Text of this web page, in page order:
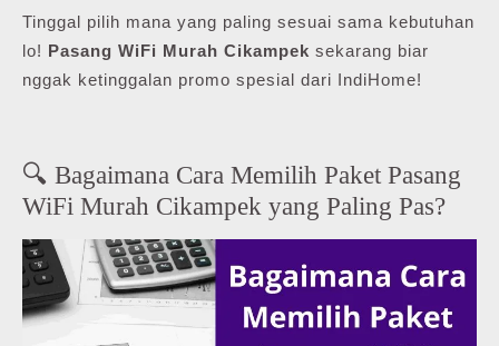
Tinggal pilih mana yang paling sesuai sama kebutuhan
lo! Pasang WiFi Murah Cikampek sekarang biar
nggak ketinggalan promo spesial dari IndiHome!
🔍 Bagaimana Cara Memilih Paket Pasang
WiFi Murah Cikampek yang Paling Pas?